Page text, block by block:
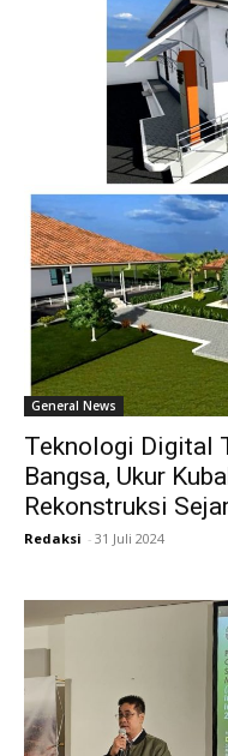
General News
Teknologi Digital
Bangsa, Ukur
Rekonstruksi
Redaksi - 31 Juli 2024